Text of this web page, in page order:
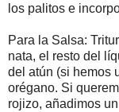
los palitos e
Para la Salsa:
nata, el resto del
del atún (si hemos
orégano. Si
rojizo, añadimos